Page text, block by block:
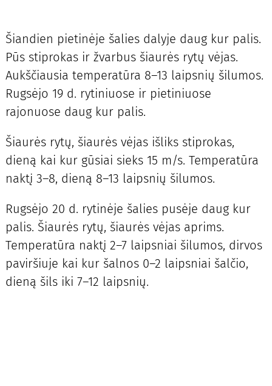
Šiandien pietinėje šalies dalyje daug kur palis.
Pūs stiprokas ir žvarbus šiaurės rytų vėjas.
Aukščiausia temperatūra 8–13 laipsnių šilumos.
Rugsėjo 19 d. rytiniuose ir pietiniuose
rajonuose daug kur palis.
Šiaurės rytų, šiaurės vėjas išliks stiprokas,
dieną kai kur gūsiai sieks 15 m/s. Temperatūra
naktį 3–8, dieną 8–13 laipsnių šilumos.
Rugsėjo 20 d. rytinėje šalies pusėje daug kur
palis. Šiaurės rytų, šiaurės vėjas aprims.
Temperatūra naktį 2–7 laipsniai šilumos, dirvos
paviršiuje kai kur šalnos 0–2 laipsniai šalčio,
dieną šils iki 7–12 laipsnių.